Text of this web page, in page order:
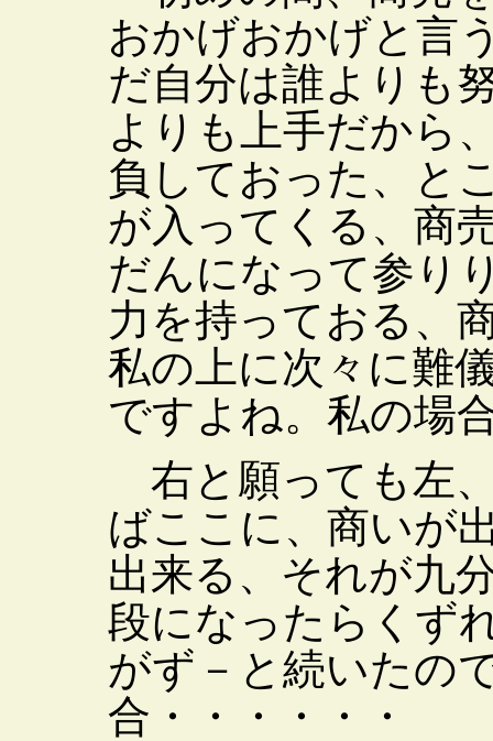
おかげおかげと言
だ自分は誰よりも
よりも上手だから
負しておった、と
が入ってくる、商
だんになって参り
力を持っておる、
私の上に次々に難
ですよね。私の場
右と願っても左
ばここに、商いが
出来る、それが九
段になったらくず
がず－と続いたの
合・・・・・・